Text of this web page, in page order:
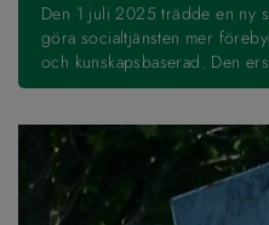
Den 1 juli 2025 trädde en ny
göra socialtjänsten mer
och kunskapsbaserad. Den
och ska göra socialtjänsten